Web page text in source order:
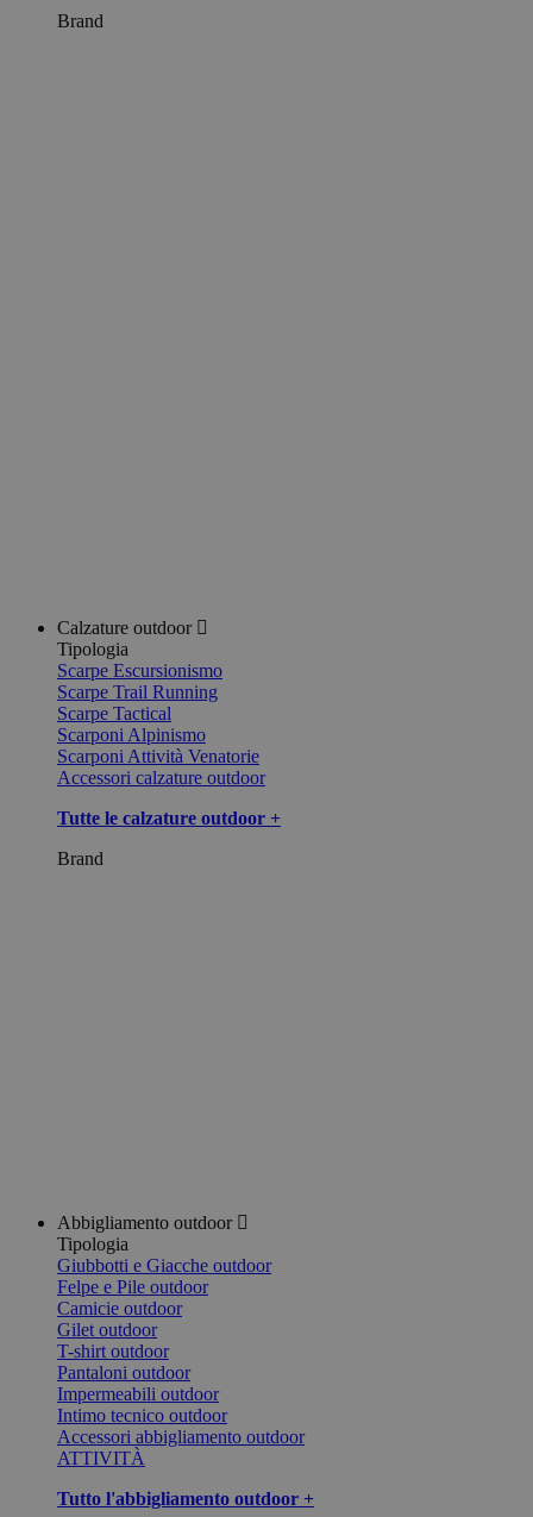
Brand
Calzature outdoor
Tipologia
Scarpe Escursionismo
Scarpe Trail Running
Scarpe Tactical
Scarponi Alpinismo
Scarponi Attività Venatorie
Accessori calzature outdoor
Tutte le calzature outdoor +
Brand
Abbigliamento outdoor
Tipologia
Giubbotti e Giacche outdoor
Felpe e Pile outdoor
Camicie outdoor
Gilet outdoor
T-shirt outdoor
Pantaloni outdoor
Impermeabili outdoor
Intimo tecnico outdoor
Accessori abbigliamento outdoor
ATTIVITÀ
Tutto l'abbigliamento outdoor +